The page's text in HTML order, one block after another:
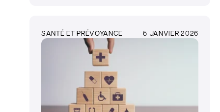
SANTÉ ET PRÉVOYANCE 5 JANVIER 2026